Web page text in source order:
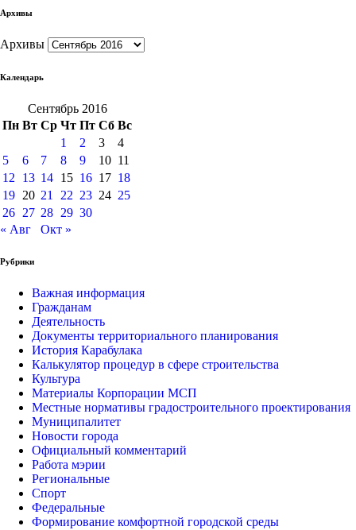
Архивы
Архивы
Календарь
Сентябрь 2016
Пн Вт Ср Чт Пт Сб Вс
1
2 3
4
5
6 7 8 9 10 11
12
13 14 15 16 17 18
19 20 21 22 23 24 25
26 27 28 29 30
« Авг
Окт »
Рубрики
Важная информация
Гражданам
Деятельность
Документы территориального планирования
История Карабулака
Калькулятор процедур в сфере строительства
Культура
Материалы Корпорации МСП
Местные нормативы градостроительного проектирования
Муниципалитет
Новости города
Официальный комментарий
Работа мэрии
Региональные
Спорт
Федеральные
Формирование комфортной городской среды